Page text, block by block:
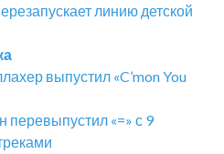
линию детской
выпустил «C’mon You
перевыпустил «=» с 9